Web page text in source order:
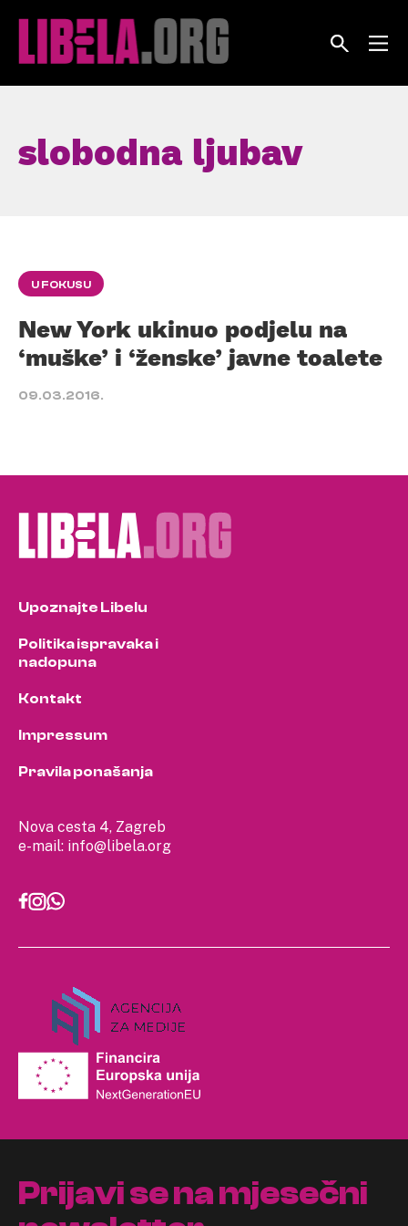
slobodna ljubav
U FOKUSU
New York ukinuo podjelu na
‘muške’ i ‘ženske’ javne toalete
09.03.2016.
Nova cesta 4, Zagreb
e-mail: info@libela.org
Upoznajte Libelu
Politika ispravaka i
nadopuna
Kontakt
Impressum
Pravila ponašanja
Prijavi se na mjesečni